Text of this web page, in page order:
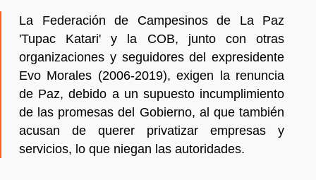
La Federación de Campesinos de La Paz
'Tupac Katari' y la COB, junto con otras
organizaciones y seguidores del expresidente
Evo Morales (2006-2019), exigen la renuncia
de Paz, debido a un supuesto incumplimiento
de las promesas del Gobierno, al que también
acusan de querer privatizar empresas y
servicios, lo que niegan las autoridades.